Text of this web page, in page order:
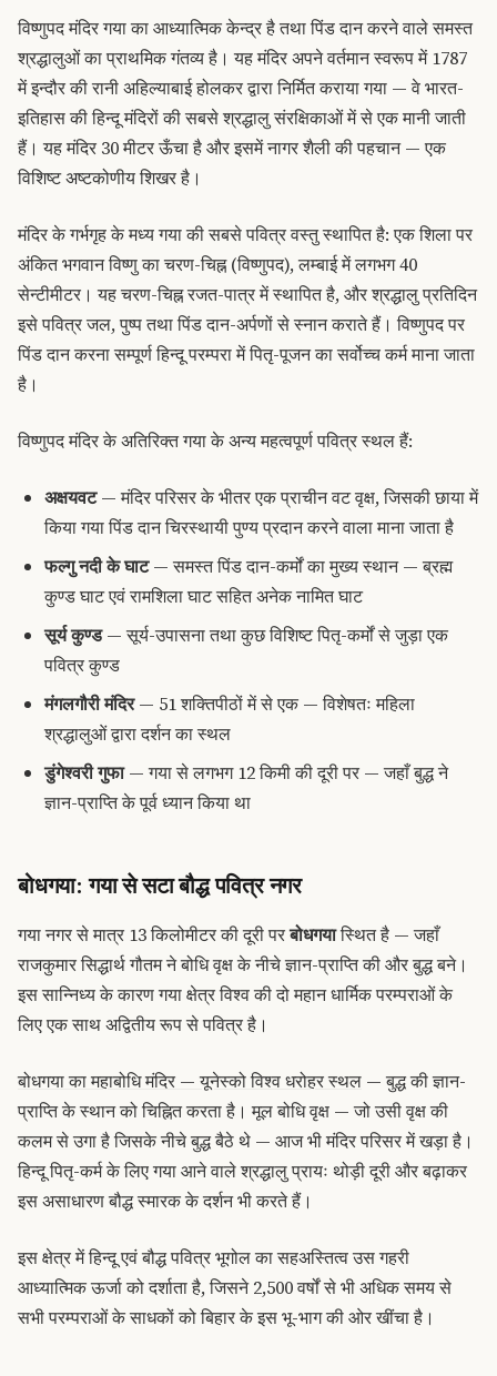
विष्णुपद मंदिर गया का आध्यात्मिक केन्द्र है तथा पिंड दान करने वाले समस्त
श्रद्धालुओं का प्राथमिक गंतव्य है। यह मंदिर अपने वर्तमान स्वरूप में 1787
में इन्दौर की रानी अहिल्याबाई होलकर द्वारा निर्मित कराया गया — वे भारत-
इतिहास की हिन्दू मंदिरों की सबसे श्रद्धालु संरक्षिकाओं में से एक मानी जाती
हैं। यह मंदिर 30 मीटर ऊँचा है और इसमें नागर शैली की पहचान — एक
विशिष्ट अष्टकोणीय शिखर है।
मंदिर के गर्भगृह के मध्य गया की सबसे पवित्र वस्तु स्थापित है: एक शिला पर
अंकित भगवान विष्णु का चरण-चिह्न (विष्णुपद), लम्बाई में लगभग 40
सेन्टीमीटर। यह चरण-चिह्न रजत-पात्र में स्थापित है, और श्रद्धालु प्रतिदिन
इसे पवित्र जल, पुष्प तथा पिंड दान-अर्पणों से स्नान कराते हैं। विष्णुपद पर
पिंड दान करना सम्पूर्ण हिन्दू परम्परा में पितृ-पूजन का सर्वोच्च कर्म माना जाता
है।
विष्णुपद मंदिर के अतिरिक्त गया के अन्य महत्वपूर्ण पवित्र स्थल हैं:
अक्षयवट— मंदिर परिसर के भीतर एक प्राचीन वट वृक्ष, जिसकी छाया में
किया गया पिंड दान चिरस्थायी पुण्य प्रदान करने वाला माना जाता है
फल्गु नदी के घाट— समस्त पिंड दान-कर्मों का मुख्य स्थान — ब्रह्म
कुण्ड घाट एवं रामशिला घाट सहित अनेक नामित घाट
सूर्य कुण्ड— सूर्य-उपासना तथा कुछ विशिष्ट पितृ-कर्मों से जुड़ा एक
पवित्र कुण्ड
मंगलगौरी मंदिर— 51 शक्तिपीठों में से एक — विशेषतः महिला
श्रद्धालुओं द्वारा दर्शन का स्थल
डुंगेश्वरी गुफा— गया से लगभग 12 किमी की दूरी पर — जहाँ बुद्ध ने
ज्ञान-प्राप्ति के पूर्व ध्यान किया था
बोधगया: गया से सटा बौद्ध पवित्र नगर
गया नगर से मात्र 13 किलोमीटर की दूरी परबोधगयास्थित है — जहाँ
राजकुमार सिद्धार्थ गौतम ने बोधि वृक्ष के नीचे ज्ञान-प्राप्ति की और बुद्ध बने।
इस सान्निध्य के कारण गया क्षेत्र विश्व की दो महान धार्मिक परम्पराओं के
लिए एक साथ अद्वितीय रूप से पवित्र है।
बोधगया का महाबोधि मंदिर — यूनेस्को विश्व धरोहर स्थल — बुद्ध की ज्ञान-
प्राप्ति के स्थान को चिह्नित करता है। मूल बोधि वृक्ष — जो उसी वृक्ष की
कलम से उगा है जिसके नीचे बुद्ध बैठे थे — आज भी मंदिर परिसर में खड़ा है।
हिन्दू पितृ-कर्म के लिए गया आने वाले श्रद्धालु प्रायः थोड़ी दूरी और बढ़ाकर
इस असाधारण बौद्ध स्मारक के दर्शन भी करते हैं।
इस क्षेत्र में हिन्दू एवं बौद्ध पवित्र भूगोल का सहअस्तित्व उस गहरी
आध्यात्मिक ऊर्जा को दर्शाता है, जिसने 2,500 वर्षों से भी अधिक समय से
सभी परम्पराओं के साधकों को बिहार के इस भू-भाग की ओर खींचा है।